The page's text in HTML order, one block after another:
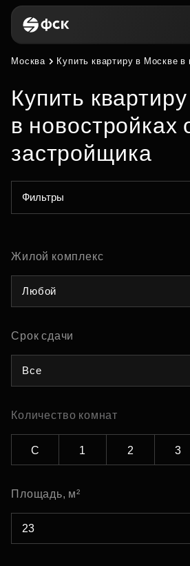
Москва Купить квартиру в Москве
Купить
в новостройках
застройщика
Фильтры
Жилой комплекс
Любой
Срок сдачи
Все
Количество комнат
С 1 2 3
Площадь, м²